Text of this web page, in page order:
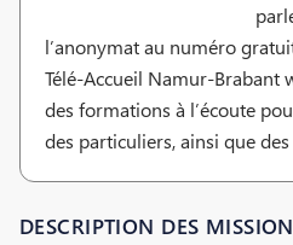
l’anonymat au numéro
Télé-Accueil Namur-Brabant
des formations à l’écoute
des particuliers, ainsi que
DESCRIPTION DES